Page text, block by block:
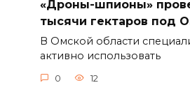
«Дроны-шпионы»
тысячи гектаров под
В Омской области
активно использовать
0 12